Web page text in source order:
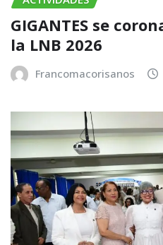
GIGANTES se
la LNB 2026
Francomacorisanos